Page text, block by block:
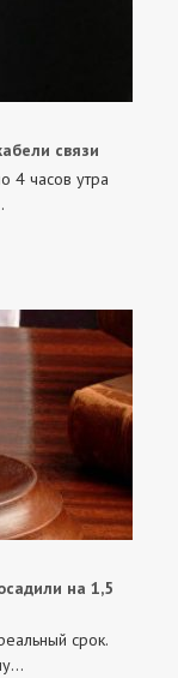
связи
4 часов утра
на 1,5
срок.